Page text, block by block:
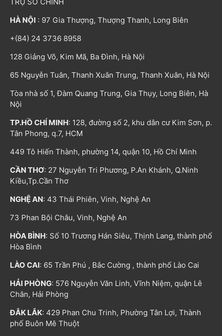
HÀ NỘI : 97 Gia Thượng, Thượng Thanh, Long Biên
+(84) 24 3736 8958
128 Giảng Võ, Kim Mã, Ba Đình, Hà Nội
65 Nguyễn Tuân, Thanh Xuân Trung, Thanh Xuân, Hà Nội
Tòa nhà số 1, Đàm Quang Trung, Gia Thụy, Long Biên, Hà
Nội
TP.HỒ CHÍ MINH: 128, đường số 2, khu dân cư Kim Sơn, p.
Tân Phong, q.7, HCM
449 Tô Hiến Thành, phường 14, quận 10, Hồ Chí Minh
CẦN THƠ: 27 Nguyễn Tri Phương, P.An Khánh, Q.Ninh
Kiều,Tp.Cần Thơ
NGHỆ AN: 43 Thái Phiên, Vinh, Nghệ An
73 Phan Bội Châu, Vinh, Nghệ An
HÒA BÌNH: Số 10 Trương Hán Siêu, Thịnh Lang, thành phố
Hòa Bình
LÀO CAI: 65 Trần Phú , Bắc Cường , thành phố Lào Cai
HẢI PHÒNG: 576 Nguyễn Văn Linh, Vĩnh Niệm, quận Lê
Chân, Hải Phòng
ĐẮK LẮK: 429 Phan Chu Trinh, Phường Tân Lợi, Thành
phố Buôn Mê Thuột